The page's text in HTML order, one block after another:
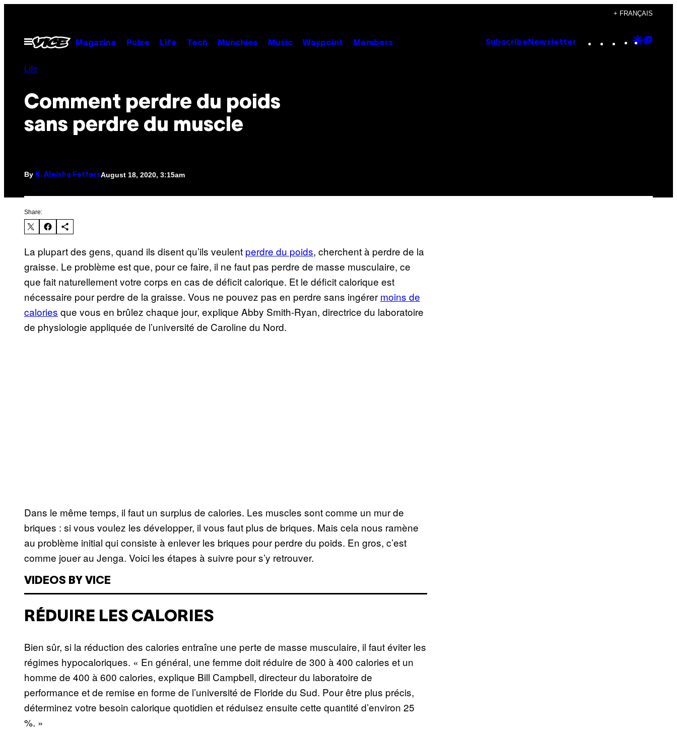
content
+ FRANÇAIS
Open
Menu
Magazine Pulse Life Tech Munchies Music Waypoint Members Subscribe Newsletter Instagram
TikTok
YouTube
Google
Life
Comment perdre du poids
sans perdre du muscle
By K. Aleisha FettersAugust 18, 2020, 3:15am
Share:
La plupart des gens, quand ils disent qu’ils veulent perdre du poids, cherchent à perdre de la
graisse. Le problème est que, pour ce faire, il ne faut pas perdre de masse musculaire, ce
que fait naturellement votre corps en cas de déficit calorique. Et le déficit calorique est
nécessaire pour perdre de la graisse. Vous ne pouvez pas en perdre sans ingérer moins de
calories que vous en brûlez chaque jour, explique Abby Smith-Ryan, directrice du laboratoire
de physiologie appliquée de l’université de Caroline du Nord.
Dans le même temps, il faut un surplus de calories. Les muscles sont comme un mur de
briques : si vous voulez les développer, il vous faut plus de briques. Mais cela nous ramène
au problème initial qui consiste à enlever les briques pour perdre du poids. En gros, c’est
comme jouer au Jenga. Voici les étapes à suivre pour s’y retrouver.
VIDEOS BY VICE
RÉDUIRE LES CALORIES
Bien sûr, si la réduction des calories entraîne une perte de masse musculaire, il faut éviter les
régimes hypocaloriques. « En général, une femme doit réduire de 300 à 400 calories et un
homme de 400 à 600 calories, explique Bill Campbell, directeur du laboratoire de
performance et de remise en forme de l’université de Floride du Sud. Pour être plus précis,
déterminez votre besoin calorique quotidien et réduisez ensuite cette quantité d’environ 25
%. »